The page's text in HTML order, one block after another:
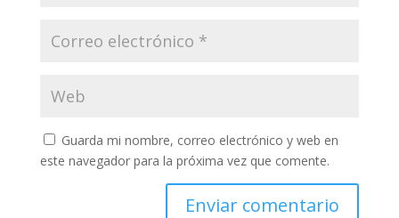
Guarda mi nombre, correo electrónico y web en
este navegador para la próxima vez que comente.